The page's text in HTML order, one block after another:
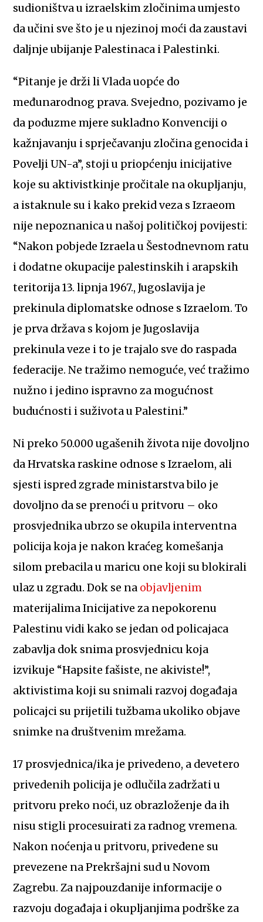
sudioništva u izraelskim zločinima umjesto
da učini sve što je u njezinoj moći da zaustavi
daljnje ubijanje Palestinaca i Palestinki.
“Pitanje je drži li Vlada uopće do
međunarodnog prava. Svejedno, pozivamo je
da poduzme mjere sukladno Konvenciji o
kažnjavanju i sprječavanju zločina genocida i
Povelji UN-a”, stoji u priopćenju inicijative
koje su aktivistkinje pročitale na okupljanju,
a istaknule su i kako prekid veza s Izraeom
nije nepoznanica u našoj političkoj povijesti:
“Nakon pobjede Izraela u Šestodnevnom ratu
i dodatne okupacije palestinskih i arapskih
teritorija 13. lipnja 1967., Jugoslavija je
prekinula diplomatske odnose s Izraelom. To
je prva država s kojom je Jugoslavija
prekinula veze i to je trajalo sve do raspada
federacije. Ne tražimo nemoguće, već tražimo
nužno i jedino ispravno za mogućnost
budućnosti i suživota u Palestini.”
Ni preko 50.000 ugašenih života nije dovoljno
da Hrvatska raskine odnose s Izraelom, ali
sjesti ispred zgrade ministarstva bilo je
dovoljno da se prenoći u pritvoru – oko
prosvjednika ubrzo se okupila interventna
policija koja je nakon kraćeg komešanja
silom prebacila u maricu one koji su blokirali
ulaz u zgradu. Dok se na objavljenim
materijalima Inicijative za nepokorenu
Palestinu vidi kako se jedan od policajaca
zabavlja dok snima prosvjednicu koja
izvikuje “Hapsite fašiste, ne akiviste!”,
aktivistima koji su snimali razvoj događaja
policajci su prijetili tužbama ukoliko objave
snimke na društvenim mrežama.
17 prosvjednica/ika je privedeno, a devetero
privedenih policija je odlučila zadržati u
pritvoru preko noći, uz obrazloženje da ih
nisu stigli procesuirati za radnog vremena.
Nakon noćenja u pritvoru, privedene su
prevezene na Prekršajni sud u Novom
Zagrebu. Za najpouzdanije informacije o
razvoju događaja i okupljanjima podrške za